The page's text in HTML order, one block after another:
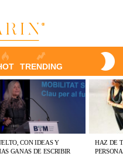
TRENDING
CON IDEAS Y
GANAS DE ESCRIBIR
HAZ DE